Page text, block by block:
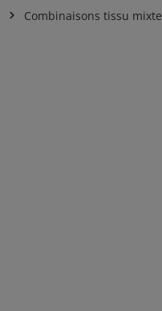
Combinaisons tissu mixte